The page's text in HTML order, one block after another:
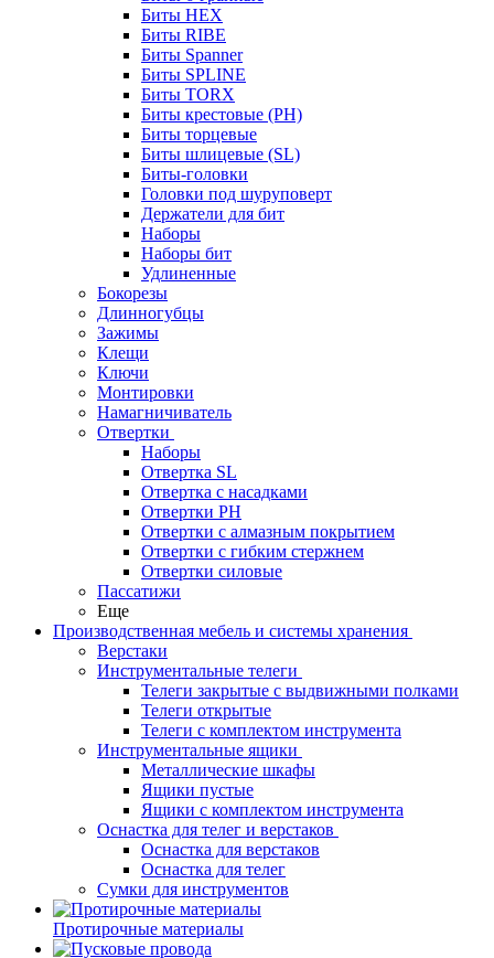
Биты HEX
Биты RIBE
Биты Spanner
Биты SPLINE
Биты TORX
Биты крестовые (PH)
Биты торцевые
Биты шлицевые (SL)
Биты-головки
Головки под шуруповерт
Держатели для бит
Наборы
Наборы бит
Удлиненные
Бокорезы
Длинногубцы
Зажимы
Клещи
Ключи
Монтировки
Намагничиватель
Отвертки
Наборы
Отвертка SL
Отвертка с насадками
Отвертки PH
Отвертки с алмазным покрытием
Отвертки с гибким стержнем
Отвертки силовые
Пассатижи
Еще
Производственная мебель и системы хранения
Верстаки
Инструментальные телеги
Телеги закрытые с выдвижными полками
Телеги открытые
Телеги с комплектом инструмента
Инструментальные ящики
Металлические шкафы
Ящики пустые
Ящики с комплектом инструмента
Оснастка для телег и верстаков
Оснастка для верстаков
Оснастка для телег
Сумки для инструментов
Протирочные материалы